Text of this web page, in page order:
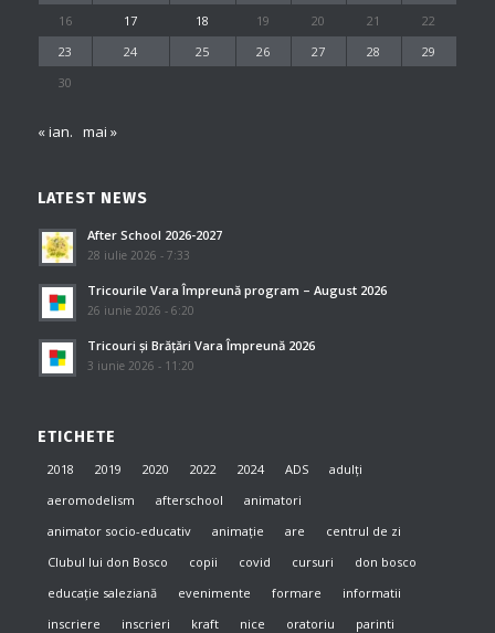
16
17 18 19 20 21
22
23
24 25 26 27 28
29
30
« ian. mai »
LATEST NEWS
After School 2026-2027
28 iulie 2026 - 7:33
Tricourile Vara Împreună program – August 2026
26 iunie 2026 - 6:20
Tricouri și Brățări Vara Împreună 2026
3 iunie 2026 - 11:20
ETICHETE
2018 2019 2020 2022 2024 ADS
adulți
aeromodelism
afterschool
animatori
animator socio-educativ
animație are
centrul de zi
Clubul lui don Bosco
copii covid cursuri
don bosco
educație saleziană
evenimente formare
informatii
inscriere
inscrieri kraft nice oratoriu parinti